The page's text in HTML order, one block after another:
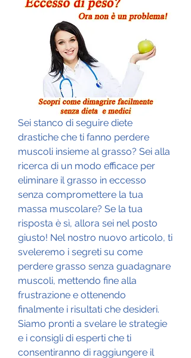
Sei stanco di seguire diete
drastiche che ti fanno perdere
muscoli insieme al grasso? Sei alla
ricerca di un modo efficace per
eliminare il grasso in eccesso
senza compromettere la tua
massa muscolare? Se la tua
risposta è sì, allora sei nel posto
giusto! Nel nostro nuovo articolo, ti
sveleremo i segreti su come
perdere grasso senza guadagnare
muscoli, mettendo fine alla
frustrazione e ottenendo
finalmente i risultati che desideri.
Siamo pronti a svelare le strategie
e i consigli di esperti che ti
consentiranno di raggiungere il